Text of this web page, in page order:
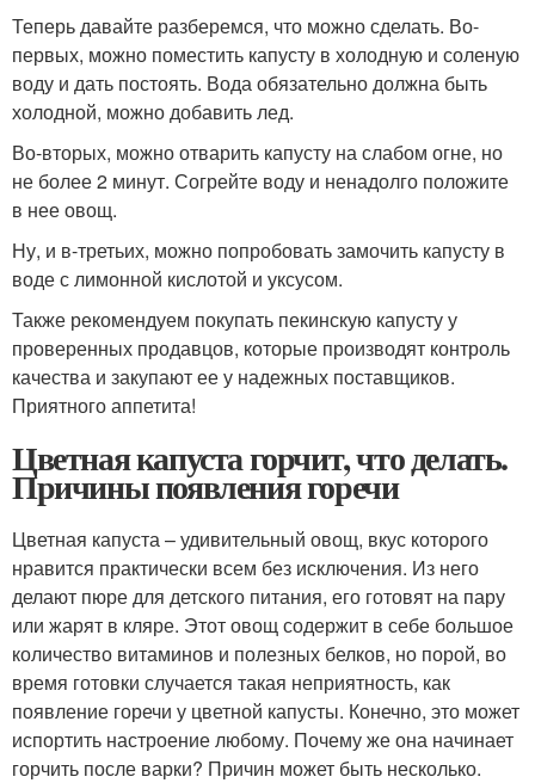
Теперь давайте разберемся, что можно сделать. Во-
первых, можно поместить капусту в холодную и соленую
воду и дать постоять. Вода обязательно должна быть
холодной, можно добавить лед.
Во-вторых, можно отварить капусту на слабом огне, но
не более 2 минут. Согрейте воду и ненадолго положите
в нее овощ.
Ну, и в-третьих, можно попробовать замочить капусту в
воде с лимонной кислотой и уксусом.
Также рекомендуем покупать пекинскую капусту у
проверенных продавцов, которые производят контроль
качества и закупают ее у надежных поставщиков.
Приятного аппетита!
Цветная капуста горчит, что делать.
Причины появления горечи
Цветная капуста – удивительный овощ, вкус которого
нравится практически всем без исключения. Из него
делают пюре для детского питания, его готовят на пару
или жарят в кляре. Этот овощ содержит в себе большое
количество витаминов и полезных белков, но порой, во
время готовки случается такая неприятность, как
появление горечи у цветной капусты. Конечно, это может
испортить настроение любому. Почему же она начинает
горчить после варки? Причин может быть несколько.